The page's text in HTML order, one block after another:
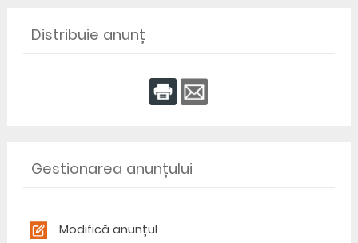
Distribuie anunț
Gestionarea anunțului
Modifică anunțul